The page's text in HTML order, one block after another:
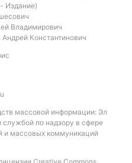
Издание)
Владимирович
Константинович
массовой информации: Эл
по надзору в сфере
и массовых коммуникаций